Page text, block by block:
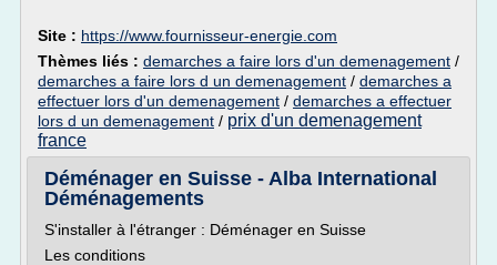
Site : https://www.fournisseur-energie.com
Thèmes liés : demarches a faire lors d'un demenagement /
demarches a faire lors d un demenagement / demarches a
effectuer lors d'un demenagement / demarches a effectuer
lors d un demenagement / prix d'un demenagement
france
Déménager en Suisse - Alba International
Déménagements
S'installer à l'étranger : Déménager en Suisse
Les conditions